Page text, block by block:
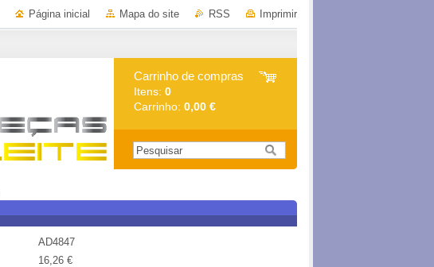
Página inicial Mapa do site RSS Imprimir
Carrinho de compras
Itens: 0
Carrinho: 0,00 €
AD4847
16,26 €